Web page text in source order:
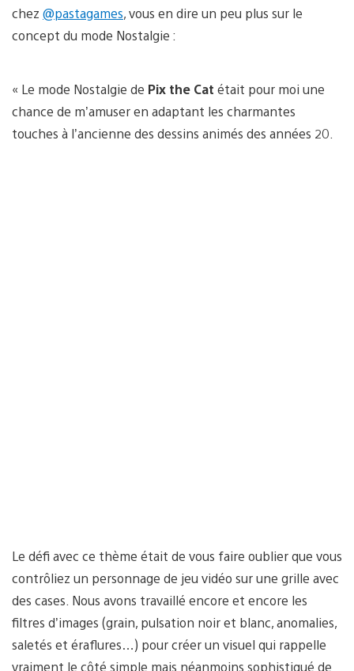
chez @pastagames, vous en dire un peu plus sur le
concept du mode Nostalgie :
« Le mode Nostalgie de Pix the Cat était pour moi une
chance de m’amuser en adaptant les charmantes
touches à l’ancienne des dessins animés des années 20.
Le défi avec ce thème était de vous faire oublier que vous
contrôliez un personnage de jeu vidéo sur une grille avec
des cases. Nous avons travaillé encore et encore les
filtres d’images (grain, pulsation noir et blanc, anomalies,
saletés et éraflures…) pour créer un visuel qui rappelle
vraiment le côté simple mais néanmoins sophistiqué de